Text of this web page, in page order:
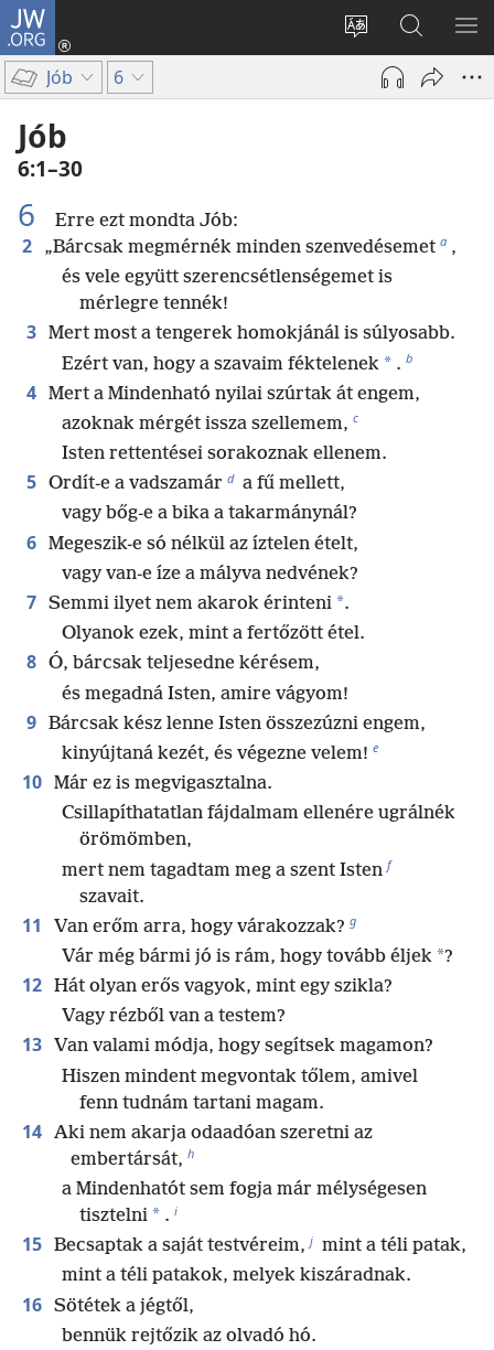
JW.ORG
Oldal
nyelvének
megváltoztatása
Bejelentkezés
(opens
window)
Keresés
a jw.org
honlapon
Jób 6
Jób
6:1–30
6 Erre ezt mondta Jób:
2 „Bárcsak megmérnék minden szenvedésemet a ,
és vele együtt szerencsétlenségemet is
mérlegre tennék!
3 Mert most a tengerek homokjánál is súlyosabb.
Ezért van, hogy a szavaim féktelenek * . b
4 Mert a Mindenható nyilai szúrtak át engem,
azoknak mérgét issza szellemem, c
Isten rettentései sorakoznak ellenem.
5 Ordít-e a vadszamár d a fű mellett,
vagy bőg-e a bika a takarmánynál?
6 Megeszik-e só nélkül az íztelen ételt,
vagy van-e íze a mályva nedvének?
7 Semmi ilyet nem akarok érinteni *.
Olyanok ezek, mint a fertőzött étel.
8 Ó, bárcsak teljesedne kérésem,
és megadná Isten, amire vágyom!
9 Bárcsak kész lenne Isten összezúzni engem,
kinyújtaná kezét, és végezne velem! e
10 Már ez is megvigasztalna.
Csillapíthatatlan fájdalmam ellenére ugrálnék
örömömben,
mert nem tagadtam meg a szent Isten f
szavait.
11 Van erőm arra, hogy várakozzak? g
Vár még bármi jó is rám, hogy tovább éljek *?
12 Hát olyan erős vagyok, mint egy szikla?
Vagy rézből van a testem?
13
Van valami módja, hogy segítsek magamon?
Hiszen mindent megvontak tőlem, amivel
fenn tudnám tartani magam.
14 Aki nem akarja odaadóan szeretni az
embertársát, h
a Mindenhatót sem fogja már mélységesen
tisztelni * . i
15 Becsaptak a saját testvéreim, j mint a téli patak,
mint a téli patakok, melyek kiszáradnak.
16 Sötétek a jégtől,
bennük rejtőzik az olvadó hó.